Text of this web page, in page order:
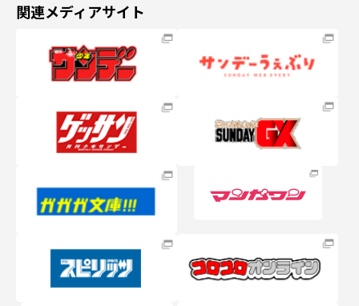
関連メディアサイト